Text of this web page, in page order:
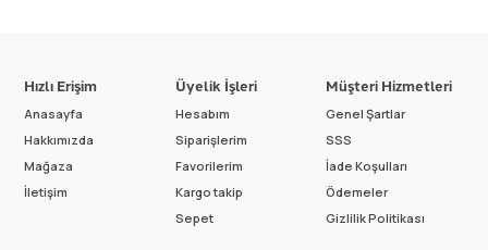
Hızlı Erişim
Anasayfa
Hakkımızda
Mağaza
İletişim
Üyelik İşleri
Hesabım
Siparişlerim
Favorilerim
Kargo takip
Sepet
Müşteri Hizmetleri
Genel Şartlar
SSS
İade Koşulları
Ödemeler
Gizlilik Politikası